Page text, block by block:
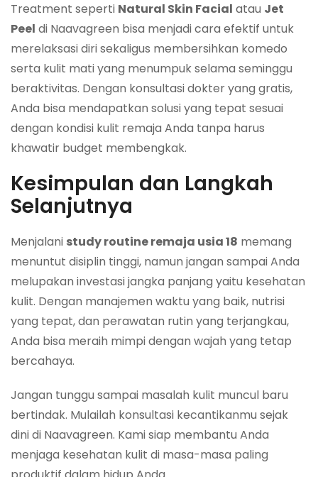
Treatment seperti Natural Skin Facial atau Jet
Peel di Naavagreen bisa menjadi cara efektif untuk
merelaksasi diri sekaligus membersihkan komedo
serta kulit mati yang menumpuk selama seminggu
beraktivitas. Dengan konsultasi dokter yang gratis,
Anda bisa mendapatkan solusi yang tepat sesuai
dengan kondisi kulit remaja Anda tanpa harus
khawatir budget membengkak.
Kesimpulan dan Langkah
Selanjutnya
Menjalani study routine remaja usia 18 memang
menuntut disiplin tinggi, namun jangan sampai Anda
melupakan investasi jangka panjang yaitu kesehatan
kulit. Dengan manajemen waktu yang baik, nutrisi
yang tepat, dan perawatan rutin yang terjangkau,
Anda bisa meraih mimpi dengan wajah yang tetap
bercahaya.
Jangan tunggu sampai masalah kulit muncul baru
bertindak. Mulailah konsultasi kecantikanmu sejak
dini di Naavagreen. Kami siap membantu Anda
menjaga kesehatan kulit di masa-masa paling